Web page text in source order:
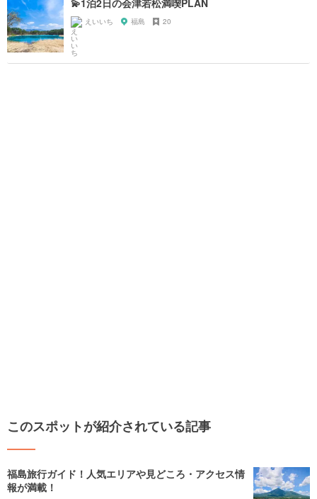
💫1泊2日の会津若松満喫PLAN
えいいち 福島 20
このスポットが紹介されている記事
福島旅行ガイド！人気エリアや見どころ・アクセス情
報が満載！